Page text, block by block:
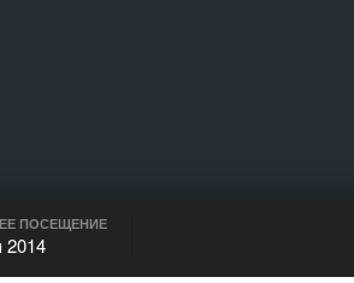
ПОСЕЩЕНИЕ